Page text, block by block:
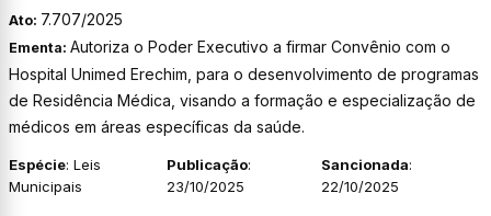
Ato: 7.707/2025
Ementa: Autoriza o Poder Executivo a firmar Convênio com o
Hospital Unimed Erechim, para o desenvolvimento de programas
de Residência Médica, visando a formação e especialização de
médicos em áreas específicas da saúde.
Espécie: Leis
Municipais
Publicação:
23/10/2025
Sancionada:
22/10/2025